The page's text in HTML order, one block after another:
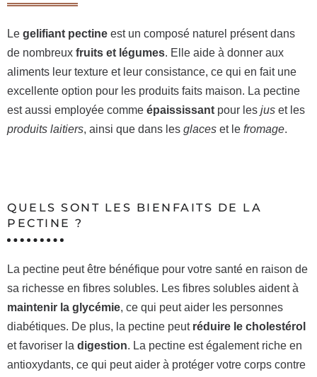
Le gelifiant pectine est un composé naturel présent dans
de nombreux fruits et légumes. Elle aide à donner aux
aliments leur texture et leur consistance, ce qui en fait une
excellente option pour les produits faits maison. La pectine
est aussi employée comme épaississant pour les jus et les
produits laitiers, ainsi que dans les glaces et le fromage.
QUELS SONT LES BIENFAITS DE LA
PECTINE ?
La pectine peut être bénéfique pour votre santé en raison de
sa richesse en fibres solubles. Les fibres solubles aident à
maintenir la glycémie, ce qui peut aider les personnes
diabétiques. De plus, la pectine peutréduire le cholestérol
et favoriser la digestion. La pectine est également riche en
antioxydants, ce qui peut aider à protéger votre corps contre